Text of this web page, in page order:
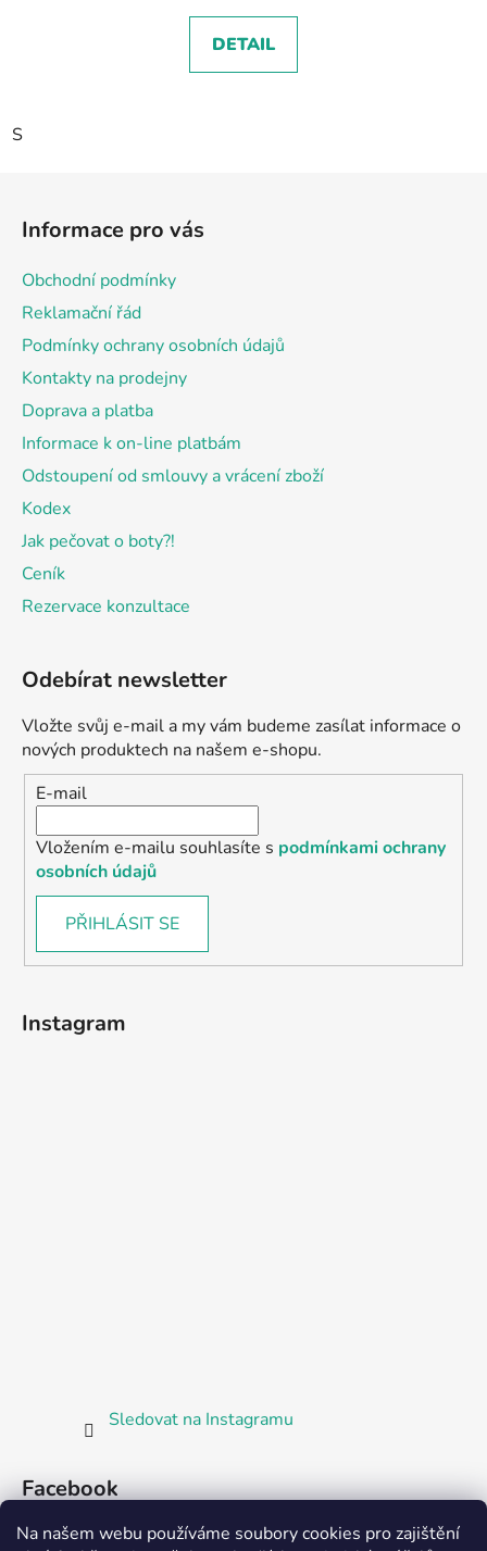
Na našem webu používáme soubory cookies pro zajištění
DETAIL
S
Informace pro vás
Obchodní podmínky
Reklamační řád
Podmínky ochrany osobních údajů
Kontakty na prodejny
Doprava a platba
Informace k on-line platbám
Odstoupení od smlouvy a vrácení zboží
Kodex
Jak pečovat o boty?!
Ceník
Rezervace konzultace
Odebírat newsletter
Vložte svůj e-mail a my vám budeme zasílat informace o
nových produktech na našem e-shopu.
E-mail
Vložením e-mailu souhlasíte s podmínkami ochrany
osobních údajů
PŘIHLÁSIT SE
Instagram
Sledovat na Instagramu
Facebook